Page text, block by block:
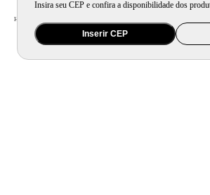
Insira seu CEP e confira a disponibilidade dos
Inserir CEP
Home